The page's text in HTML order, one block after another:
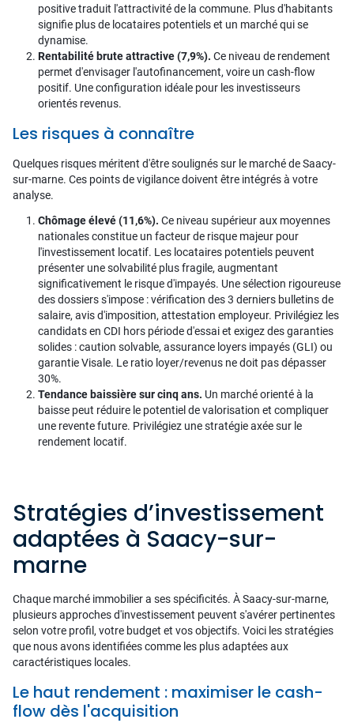
positive traduit l'attractivité de la commune. Plus d'habitants
signifie plus de locataires potentiels et un marché qui se
dynamise.
Rentabilité brute attractive (7,9%). Ce niveau de rendement
permet d'envisager l'autofinancement, voire un cash-flow
positif. Une configuration idéale pour les investisseurs
orientés revenus.
Les risques à connaître
Quelques risques méritent d'être soulignés sur le marché de Saacy-
sur-marne. Ces points de vigilance doivent être intégrés à votre
analyse.
Chômage élevé (11,6%). Ce niveau supérieur aux moyennes
nationales constitue un facteur de risque majeur pour
l'investissement locatif. Les locataires potentiels peuvent
présenter une solvabilité plus fragile, augmentant
significativement le risque d'impayés. Une sélection rigoureuse
des dossiers s'impose : vérification des 3 derniers bulletins de
salaire, avis d'imposition, attestation employeur. Privilégiez les
candidats en CDI hors période d'essai et exigez des garanties
solides : caution solvable, assurance loyers impayés (GLI) ou
garantie Visale. Le ratio loyer/revenus ne doit pas dépasser
30%.
Tendance baissière sur cinq ans. Un marché orienté à la
baisse peut réduire le potentiel de valorisation et compliquer
une revente future. Privilégiez une stratégie axée sur le
rendement locatif.
Stratégies d’investissement
adaptées à Saacy-sur-
marne
Chaque marché immobilier a ses spécificités. À Saacy-sur-marne,
plusieurs approches d'investissement peuvent s'avérer pertinentes
selon votre profil, votre budget et vos objectifs. Voici les stratégies
que nous avons identifiées comme les plus adaptées aux
caractéristiques locales.
Le haut rendement : maximiser le cash-
flow dès l'acquisition